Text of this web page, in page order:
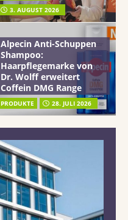
3. AUGUST 2026
Alpecin Anti-Schuppen
Shampoo:
Haarpflegemarke von
Dr. Wolff erweitert
Coffein DMG Range
PRODUKTE 28. JULI 2026